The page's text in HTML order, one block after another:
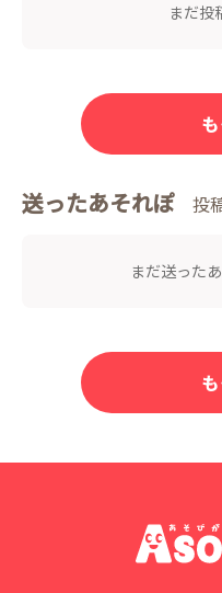
まだ投
送ったあそれぽ 投
まだ送った